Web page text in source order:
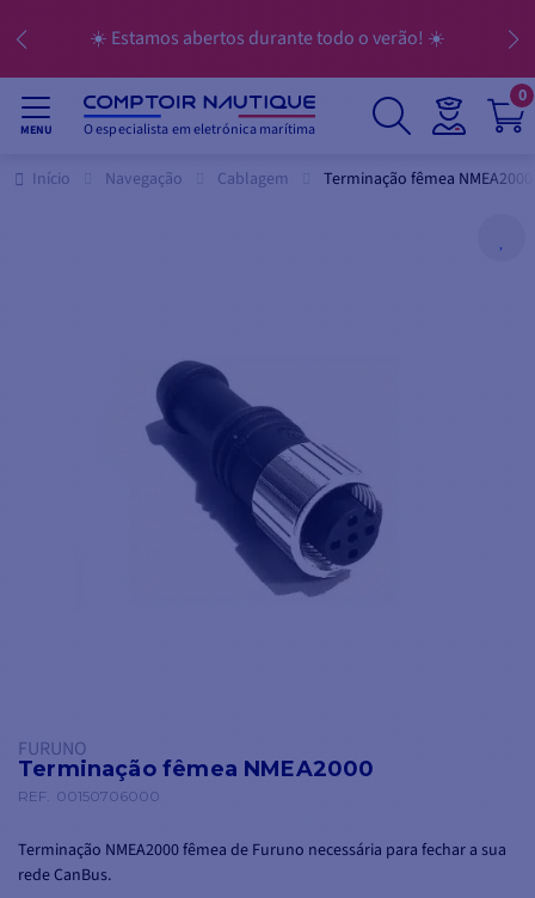
☀️ Estamos abertos durante todo o verão! ☀️
MENU O especialista em eletrónica marítima
0
Início Navegação Cablagem Terminação fêmea NMEA2000
FURUNO
Terminação fêmea NMEA2000
REF. 00150706000
Terminação NMEA2000 fêmea de Furuno necessária para fechar a sua
rede CanBus.